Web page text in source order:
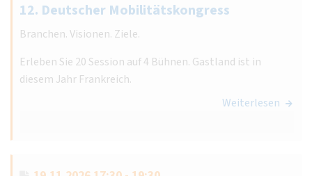
12. Deutscher Mobilitätskongress
Branchen. Visionen. Ziele.
Erleben Sie 20 Session auf 4 Bühnen. Gastland ist in
diesem Jahr Frankreich.
Weiterlesen